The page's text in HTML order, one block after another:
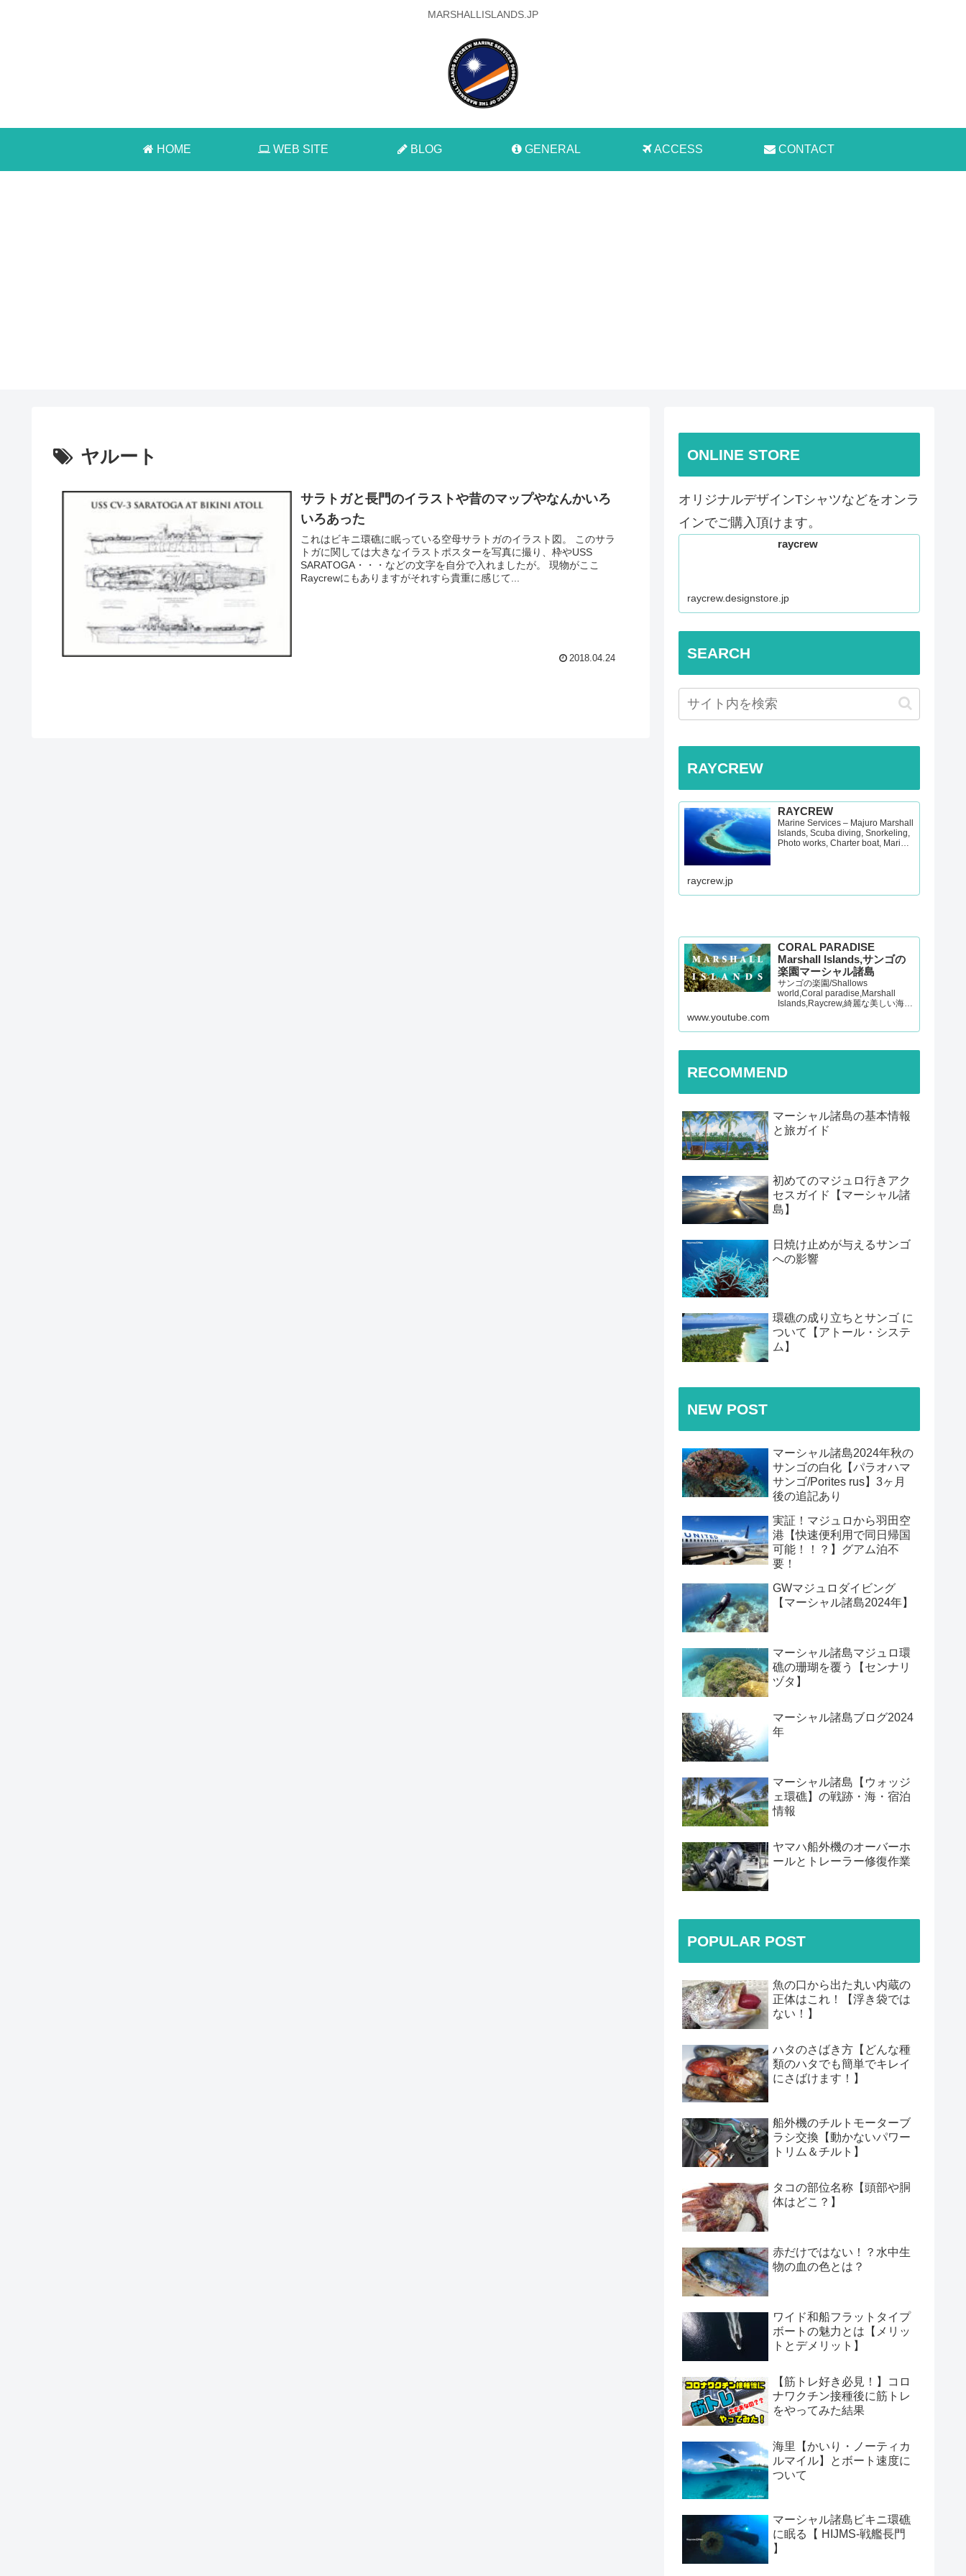
MARSHALLISLANDS.JP
HOME WEB SITE BLOG GENERAL ACCESS CONTACT
ヤルート
サラトガと長門のイラストや昔のマップやなんかいろ
いろあった
これはビキニ環礁に眠っている空母サラトガのイラスト図。 このサラ
トガに関しては大きなイラストポスターを写真に撮り、枠やUSS
SARATOGA・・・などの文字を自分で入れましたが。 現物がここ
Raycrewにもありますがそれすら貴重に感じて...
2018.04.24
ONLINE STORE
オリジナルデザインTシャツなどをオンラ
インでご購入頂けます。
raycrew
raycrew.designstore.jp
SEARCH
RAYCREW
RAYCREW
Marine Services – Majuro Marshall
Islands, Scuba diving, Snorkeling,
Photo works, Charter boat, Marine
raycrew.jp
CORAL PARADISE
Marshall Islands,サンゴの
楽園マーシャル諸島
サンゴの楽園/Shallows
world,Coral paradise,Marshall
Islands,Raycrew,綺麗な美しい海,
お願いします！】Presented…
www.youtube.com
RECOMMEND
マーシャル諸島の基本情報
と旅ガイド
初めてのマジュロ行きアク
セスガイド【マーシャル諸
島】
日焼け止めが与えるサンゴ
への影響
環礁の成り立ちとサンゴ に
ついて【アトール・システ
ム】
NEW POST
マーシャル諸島2024年秋の
サンゴの白化【パラオハマ
サンゴ/Porites rus】3ヶ月
後の追記あり
実証！マジュロから羽田空
港【快速便利用で同日帰国
可能！！？】グアム泊不
要！
GWマジュロダイビング
【マーシャル諸島2024年】
マーシャル諸島マジュロ環
礁の珊瑚を覆う【センナリ
ヅタ】
マーシャル諸島ブログ2024
年
マーシャル諸島【ウォッジ
ェ環礁】の戦跡・海・宿泊
情報
ヤマハ船外機のオーバーホ
ールとトレーラー修復作業
POPULAR POST
魚の口から出た丸い内蔵の
正体はこれ！【浮き袋では
ない！】
ハタのさばき方【どんな種
類のハタでも簡単でキレイ
にさばけます！】
船外機のチルトモーターブ
ラシ交換【動かないパワー
トリム＆チルト】
タコの部位名称【頭部や胴
体はどこ？】
赤だけではない！？水中生
物の血の色とは？
ワイド和船フラットタイプ
ボートの魅力とは【メリッ
トとデメリット】
【筋トレ好き必見！】コロ
ナワクチン接種後に筋トレ
をやってみた結果
海里【かいり・ノーティカ
ルマイル】とボート速度に
ついて
マーシャル諸島ビキニ環礁
に眠る【 HIJMS-戦艦長門
】